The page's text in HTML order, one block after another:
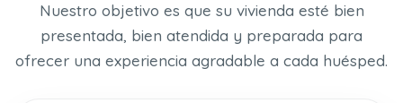
Nuestro objetivo es que su vivienda esté bien
presentada, bien atendida y preparada para
ofrecer una experiencia agradable a cada huésped.